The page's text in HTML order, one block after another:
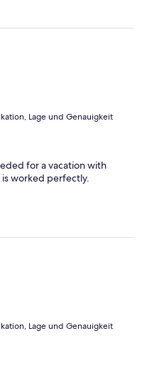
Lage und Genauigkeit
for a vacation with
worked perfectly.
Lage und Genauigkeit